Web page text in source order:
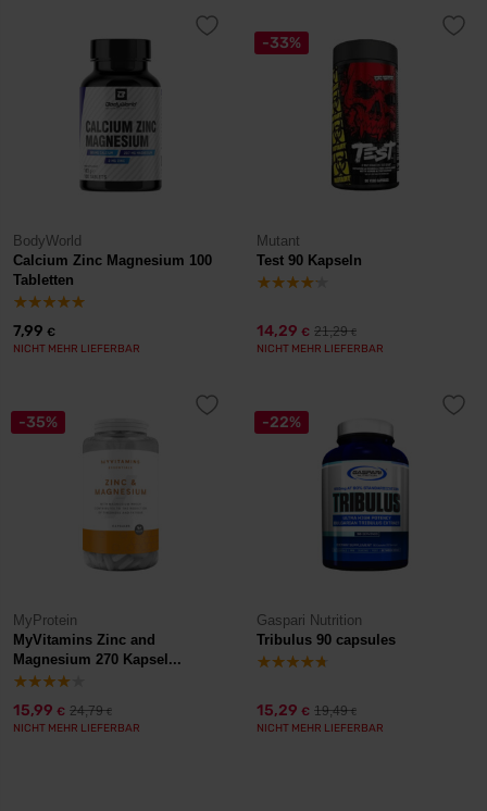
BodyWorld
Calcium Zinc Magnesium 100
Tabletten
7,99 €
NICHT MEHR LIEFERBAR
-33%
Mutant
Test 90 Kapseln
14,29 € 21,29€
NICHT MEHR LIEFERBAR
-35%
MyProtein
MyVitamins Zinc and
Magnesium 270 Kapsel...
15,99 € 24,79€
NICHT MEHR LIEFERBAR
-22%
Gaspari Nutrition
Tribulus 90 capsules
15,29 € 19,49€
NICHT MEHR LIEFERBAR